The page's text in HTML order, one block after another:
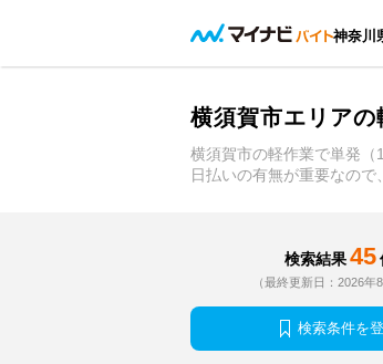
神奈川
横須賀市エリア
横須賀市の軽作業で単発
日払いの有無が重要なの
検索結果 45
（最終更新日：2026年8
検索条件を